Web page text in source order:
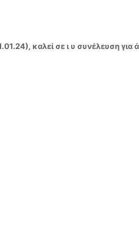
καλεί σε ι υ συνέλευση για